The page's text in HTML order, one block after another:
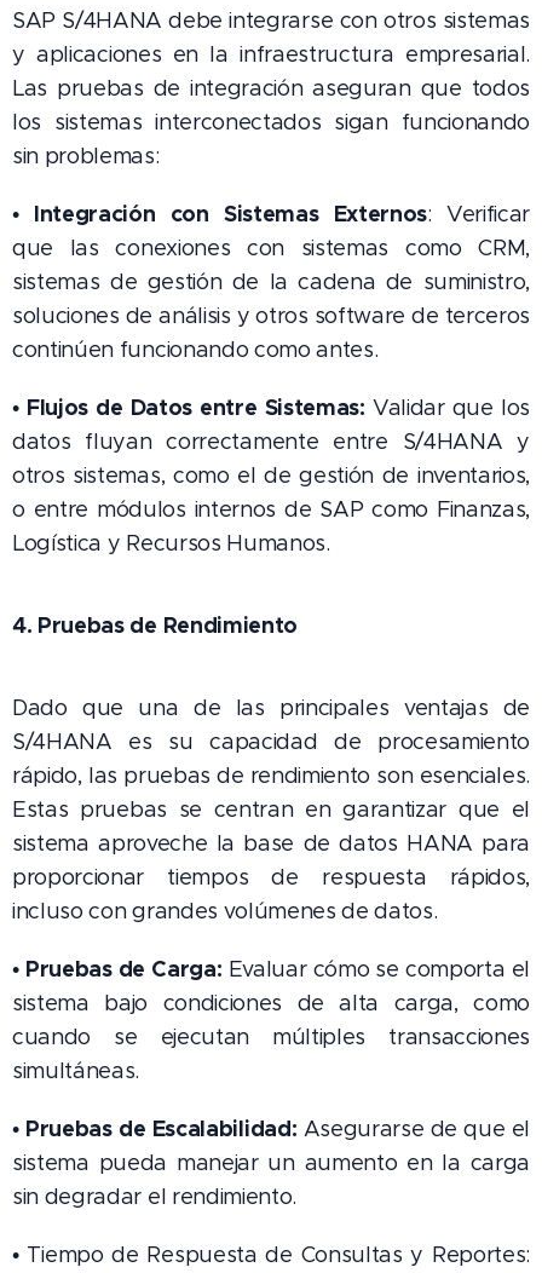
SAP S/4HANA debe integrarse con otros sistemas
y aplicaciones en la infraestructura empresarial.
Las pruebas de integración aseguran que todos
los sistemas interconectados sigan funcionando
sin problemas:
• Integración con Sistemas Externos: Verificar
que las conexiones con sistemas como CRM,
sistemas de gestión de la cadena de suministro,
soluciones de análisis y otros software de terceros
continúen funcionando como antes.
• Flujos de Datos entre Sistemas: Validar que los
datos fluyan correctamente entre S/4HANA y
otros sistemas, como el de gestión de inventarios,
o entre módulos internos de SAP como Finanzas,
Logística y Recursos Humanos.
4. Pruebas de Rendimiento
Dado que una de las principales ventajas de
S/4HANA es su capacidad de procesamiento
rápido, las pruebas de rendimiento son esenciales.
Estas pruebas se centran en garantizar que el
sistema aproveche la base de datos HANA para
proporcionar tiempos de respuesta rápidos,
incluso con grandes volúmenes de datos.
• Pruebas de Carga: Evaluar cómo se comporta el
sistema bajo condiciones de alta carga, como
cuando se ejecutan múltiples transacciones
simultáneas.
• Pruebas de Escalabilidad: Asegurarse de que el
sistema pueda manejar un aumento en la carga
sin degradar el rendimiento.
• Tiempo de Respuesta de Consultas y Reportes: